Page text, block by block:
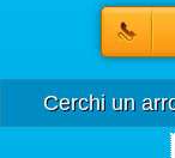
Cerchi un